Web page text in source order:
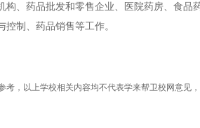
、药品批发和零售企业、医院药房、食品
制、药品销售等工作。
，以上学校相关内容均不代表学来帮卫校网意见